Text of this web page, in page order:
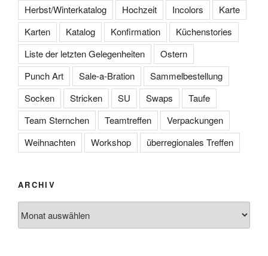
Herbst/Winterkatalog
Hochzeit Incolors
Karte
Karten
Katalog Konfirmation
Küchenstories
Liste der letzten Gelegenheiten
Ostern
Punch Art
Sale-a-Bration
Sammelbestellung
Socken
Stricken SU Swaps
Taufe
Team Sternchen
Teamtreffen
Verpackungen
Weihnachten
Workshop überregionales Treffen
ARCHIV